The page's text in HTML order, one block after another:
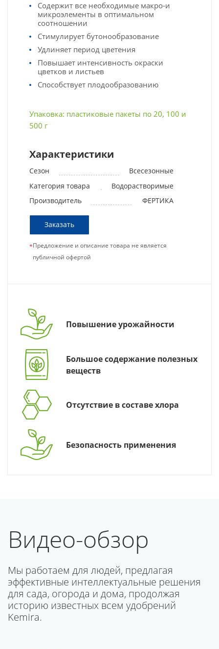
Содержит все необходимые макро-и
микроэлементы в оптимальном
соотношении
Стимулирует бутонообразование
Удлиняет период цветения
Повышает интенсивность окраски
цветков и листьев
Способствует плодообразованию
Упаковка: пластиковые пакеты по 20, 100 и
500 г
Характеристики
Сезон
Всесезонные
Категория товара
Водорастворимые
Производитель
ФЕРТИКА
Заказать
*Предложение и описание товара не является
публичной офертой
Повышение урожайности
Большое содержание полезных
веществ
Отсутствие в составе хлора
Безопасность применения
Видео-обзор
Мы работаем для людей, предлагая
эффективные интеллектуальные решения
для сада, огорода и дома, продолжая
историю известных всем удобрений
Kemira.